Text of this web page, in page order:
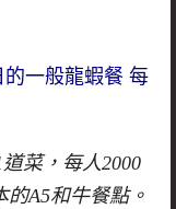
一般龍蝦餐 每
菜，每人2000
A5和牛餐點。